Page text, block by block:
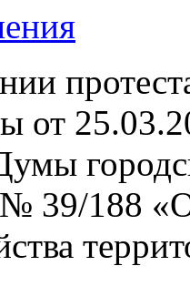
от
39/188